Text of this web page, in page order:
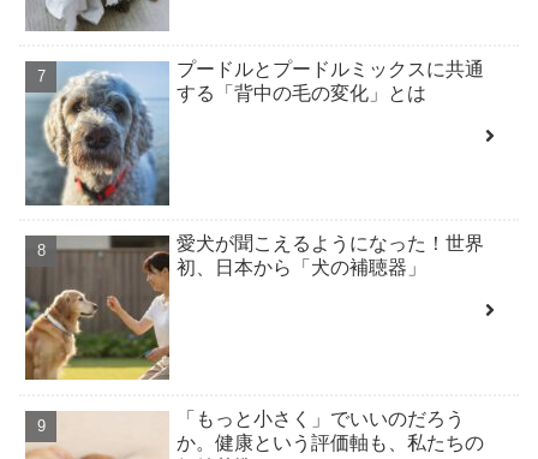
プードルとプードルミックスに共通
する「背中の毛の変化」とは
愛犬が聞こえるようになった！世界
初、日本から「犬の補聴器」
「もっと小さく」でいいのだろう
か。健康という評価軸も、私たちの